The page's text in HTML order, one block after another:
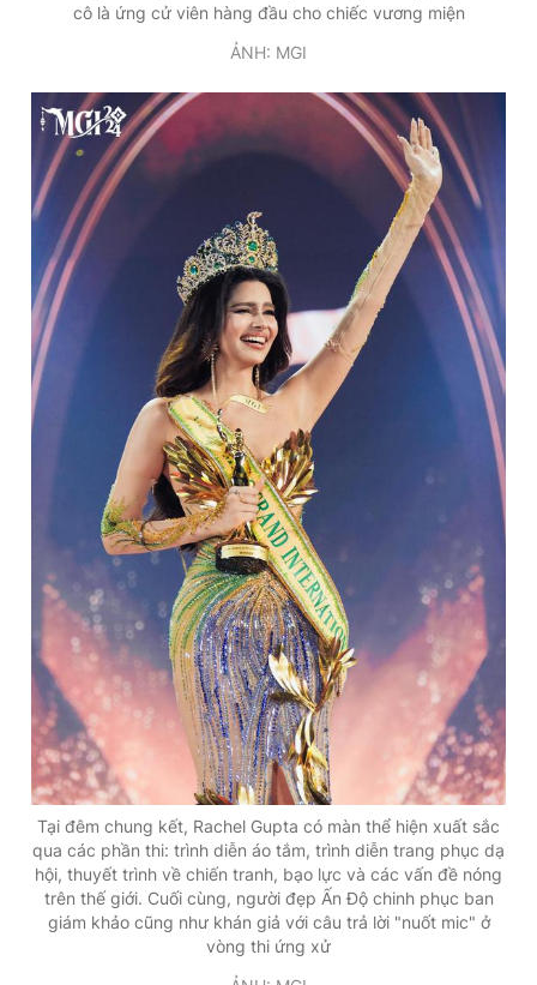
cô là ứng cử viên hàng đầu cho chiếc vương miện
ẢNH: MGI
Tại đêm chung kết, Rachel Gupta có màn thể hiện xuất sắc
qua các phần thi: trình diễn áo tắm, trình diễn trang phục dạ
hội, thuyết trình về chiến tranh, bạo lực và các vấn đề nóng
trên thế giới. Cuối cùng, người đẹp Ấn Độ chinh phục ban
giám khảo cũng như khán giả với câu trả lời "nuốt mic" ở
vòng thi ứng xử